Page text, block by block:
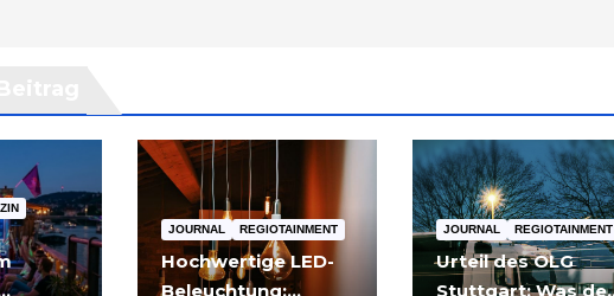
JOURNAL REGIOTAINMENT
Hochwertige LED-
Beleuchtung:
JOURNAL REGIOTAINMENT
Urteil des OLG
Stuttgart: Was der